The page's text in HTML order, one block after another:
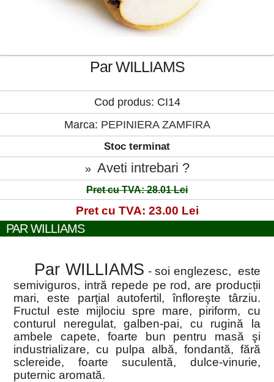
Par WILLIAMS
Cod produs: CI14
Marca: PEPINIERA ZAMFIRA
Stoc terminat
» Aveti intrebari ?
Pret cu TVA: 28.01 Lei
Pret cu TVA: 23.00 Lei
PAR WILLIAMS
Par WILLIAMS -soi englezesc, este
semiviguros, intră repede pe rod, are producții
mari, este parţial autofertil, înfloreşte târziu.
Fructul este mijlociu spre mare, piriform, cu
conturul neregulat, galben-pai, cu rugină la
ambele capete, foarte bun pentru masă şi
industrializare, cu pulpa albă, fondantă, fără
sclereide, foarte suculentă, dulce-vinurie,
puternic aromată.